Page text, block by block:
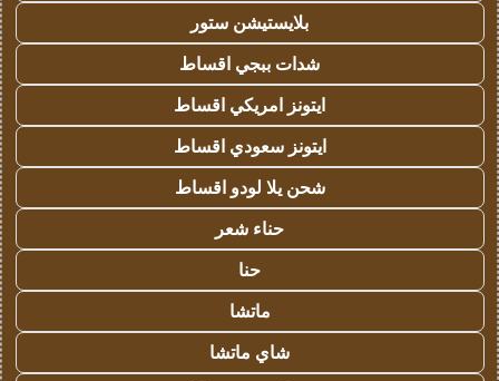
بلايستيشن ستور
شدات ببجي اقساط
ايتونز امريكي اقساط
ايتونز سعودي اقساط
شحن يلا لودو اقساط
حناء شعر
حنا
ماتشا
شاي ماتشا